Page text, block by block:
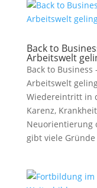
Back to
Arbeitswelt
Back to
Arbeitswelt
Wiedereintritt in
Karenz,
Neuorientierung
gibt viele